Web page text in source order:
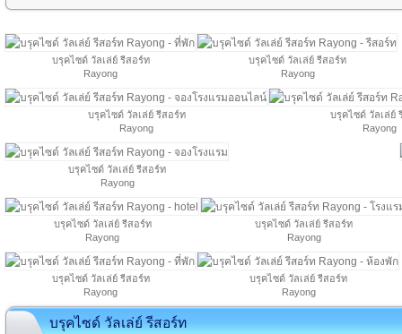
บรุคไซด์ วัลเล่ย์ รีสอร์ท
Rayong
บรุคไซด์ วัลเล่ย์ รีสอร์ท
Rayong
บรุคไซด์ วัลเล่ย์ รีสอร์ท
Rayong
บรุคไซด์ วัลเล่ย์
Rayong
บรุคไซด์ วัลเล่ย์ รีสอร์ท
Rayong
บรุคไซด์ วัลเล่ย์ รีสอร์ท
Rayong
บรุคไซด์ วัลเล่ย์ รีสอร์ท
Rayong
บรุคไซด์ วัลเล่ย์ รีสอร์ท
Rayong
บรุคไซด์ วัลเล่ย์ รีสอร์ท
Rayong
บรุคไซด์ วัลเล่ย์ รีสอร์ท